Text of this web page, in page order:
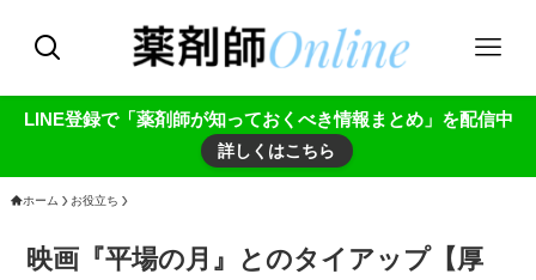
LINE登録で「薬剤師が知っておくべき情報まとめ」を配信中
詳しくはこちら
ホーム お役立ち
映画『平場の月』とのタイアップ【厚